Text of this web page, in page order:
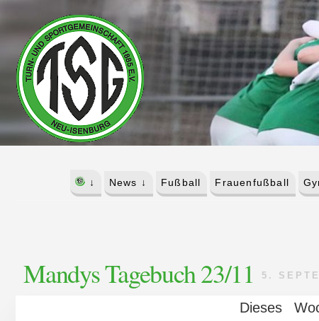
content
↓ News ↓ Fußball Frauenfußball
Mandys Tagebuch 23/11 5.
Dieses